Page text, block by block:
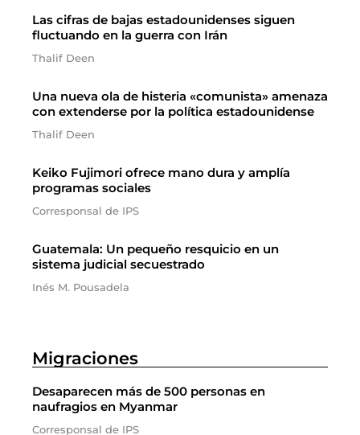
Las cifras de bajas estadounidenses siguen
fluctuando en la guerra con Irán
Thalif Deen
Una nueva ola de histeria «comunista» amenaza
con extenderse por la política estadounidense
Thalif Deen
Keiko Fujimori ofrece mano dura y amplía
programas sociales
Corresponsal de IPS
Guatemala: Un pequeño resquicio en un
sistema judicial secuestrado
Inés M. Pousadela
Migraciones
Desaparecen más de 500 personas en
naufragios en Myanmar
Corresponsal de IPS